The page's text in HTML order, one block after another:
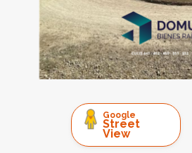
Google
Street
View